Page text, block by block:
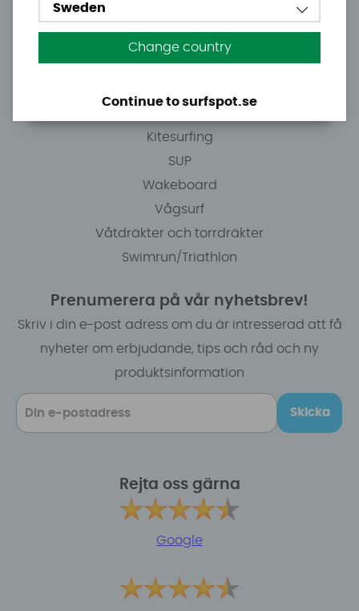
E-post: info@surfspot.se
Kitesurfing
SUP
Wakeboard
Vågsurf
Våtdräkter och torrdräkter
Swimrun/Triathlon
Prenumerera på vår nyhetsbrev!
Skriv i din e-post adress om du är intresserad att få
nyheter om erbjudande, tips och råd och ny
produktsinformation
Skicka
Rejta oss gärna
Google
Sweden
Change country
Continue to surfspot.se